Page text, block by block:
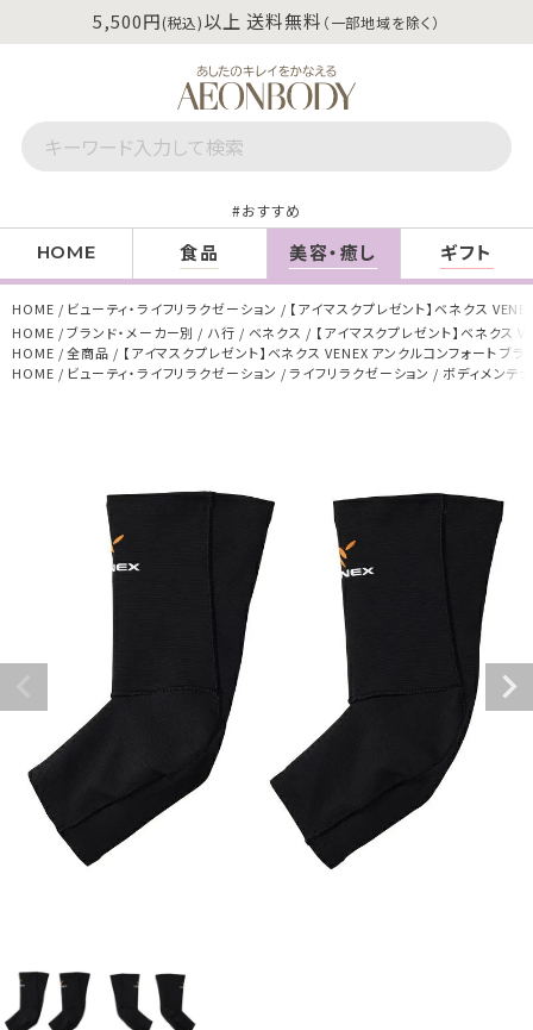
5,500円(税込)以上 送料無料 （一部地域を除く）
おすすめ
HOME 食品 美容・癒し ギフト
HOME ビューティ・ライフリラクゼーション
【アイマスクプレゼント】ベネクス
HOME
ブランド・メーカー別 ハ行 ベネクス
【アイマスクプレゼント】ベネクス
HOME
全商品
【アイマスクプレゼント】ベネクス VENEX アンクルコンフォート ブラ
HOME
ビューティ・ライフリラクゼーション ライフリラクゼーション ボディメンテ